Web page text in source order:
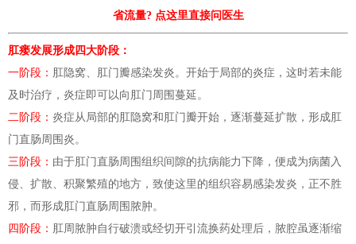
省流量? 点这里直接问医生
肛瘘发展形成四大阶段：
一阶段： 肛隐窝、肛门瓣感染发炎。开始于局部的炎症，这时若未能
及时治疗，炎症即可以向肛门周围蔓延。
二阶段： 炎症从局部的肛隐窝和肛门瓣开始，逐渐蔓延扩散，形成肛
门直肠周围炎。
三阶段： 由于肛门直肠周围组织间隙的抗病能力下降，便成为病菌入
侵、扩散、积聚繁殖的地方，致使这里的组织容易感染发炎，正不胜
邪，而形成肛门直肠周围脓肿。
四阶段： 肛周脓肿自行破溃或经切开引流换药处理后，脓腔虽逐渐缩